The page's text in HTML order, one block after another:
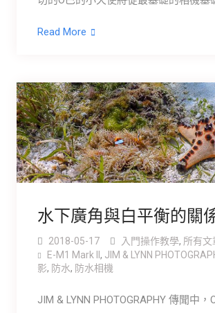
Read More
水下廣角與白平衡的關
2018-05-17 入門操作教學, 所有文
E-M1 Mark ll, JIM & LYNN
影, 防水, 防水相機
JIM & LYNN PHOTOGRAPHY 傳聞中，